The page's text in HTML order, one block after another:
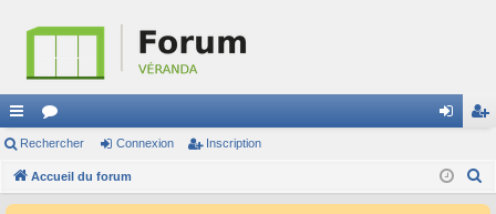
ac
co
or
u ne cri
Rechercher Connexion Inscription
Accueil du forum